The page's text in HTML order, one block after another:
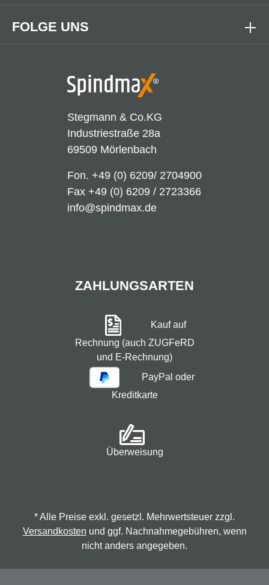
Stegmann & Co.KG
Industriestraße 28a
69509 Mörlenbach
Fon. +49 (0) 6209/ 2704900
Fax +49 (0) 6209 / 2723366
info@spindmax.de
FOLGE UNS
ZAHLUNGSARTEN
Kauf auf
Rechnung (auch ZUGFeRD
und E-Rechnung)
PayPal oder
Kreditkarte
Überweisung
* Alle Preise exkl. gesetzl. Mehrwertsteuer zzgl.
Versandkosten und ggf. Nachnahmegebühren, wenn
nicht anders angegeben.